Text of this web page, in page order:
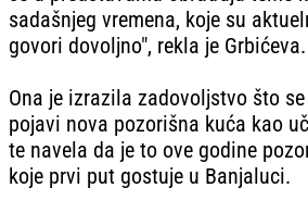
sadašnjeg vremena, koje su
govori dovoljno", rekla je Grbićeva.
Ona je izrazila zadovoljstvo što
pojavi nova pozorišna kuća kao
te navela da je to ove godine
koje prvi put gostuje u Banjaluci.